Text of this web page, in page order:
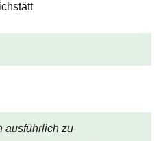
ausführlich zu